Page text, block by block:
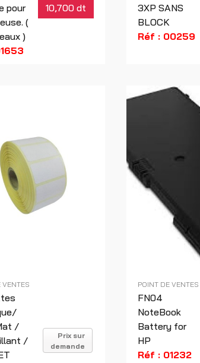
pour
(
)
10,700 dt
3XP SANS
BLOCK
Réf : 00259
VENTES
/
/
Prix sur
demande
POINT DE VENTES
FN04
NoteBook
Battery for
HP
Réf : 01232